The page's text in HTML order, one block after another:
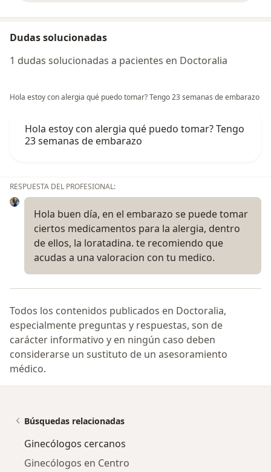
Dudas solucionadas
1 dudas solucionadas a pacientes en Doctoralia
Hola estoy con alergia qué puedo tomar? Tengo 23 semanas de embarazo
Hola estoy con alergia qué puedo tomar? Tengo
23 semanas de embarazo
RESPUESTA DEL PROFESIONAL:
Hola buen día, en el embarazo se puede tomar
ciertos medicamentos para la alergia, dentro
de ellos, la loratadina. te recomiendo que
acudas a una valoracion con tu medico.
Todos los contenidos publicados en Doctoralia,
especialmente preguntas y respuestas, son de
carácter informativo y en ningún caso deben
considerarse un sustituto de un asesoramiento
médico.
Búsquedas relacionadas
Ginecólogos cercanos
Ginecólogos en Centro